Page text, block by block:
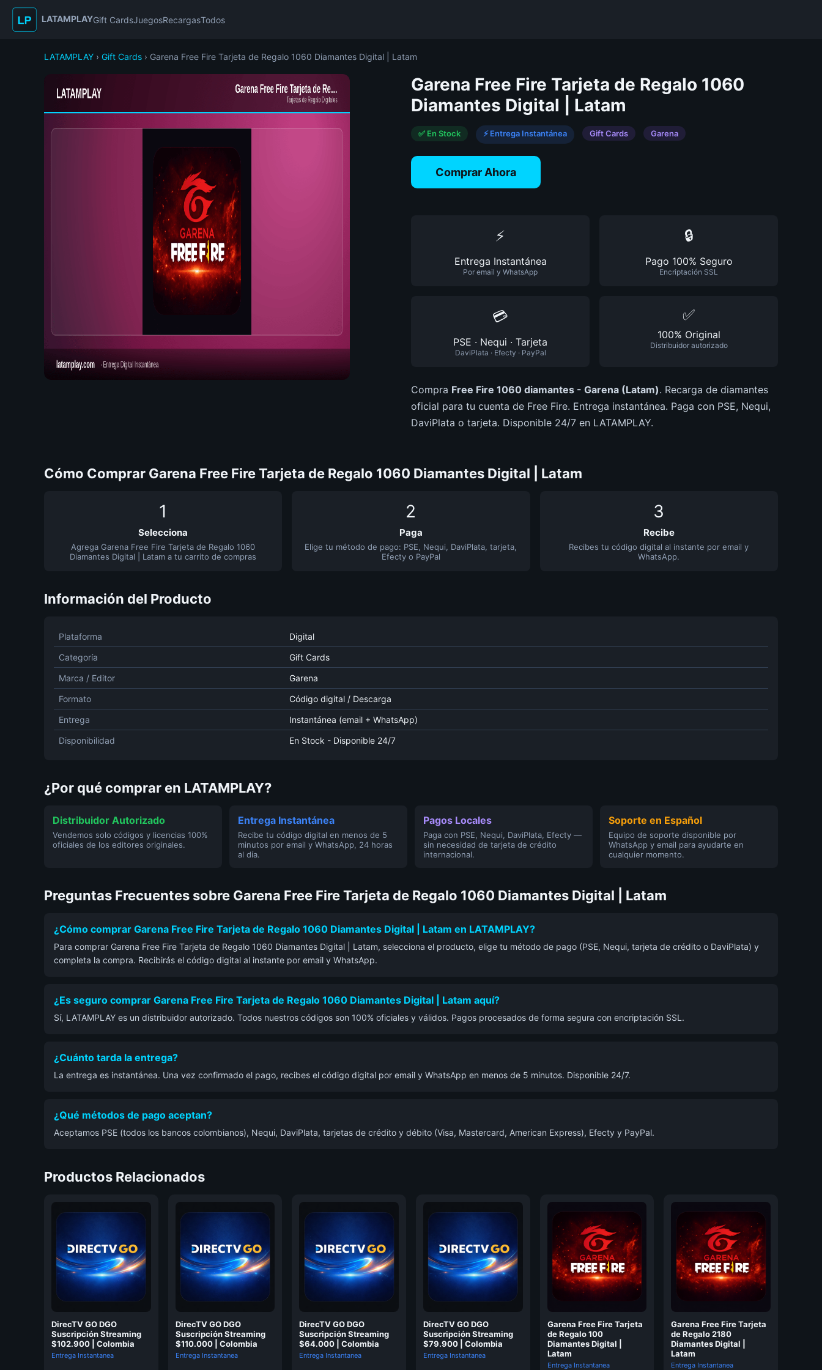
LATAMPLAYGift CardsJuegosRecargasTodos
LATAMPLAY › Gift Cards › Garena Free Fire Tarjeta de Regalo 1060 Diamantes Digital | Latam
Garena Free Fire Tarjeta de Regalo 1060
Diamantes Digital | Latam
✅ En Stock ⚡ Entrega Instantánea Gift Cards Garena
Comprar Ahora
⚡
Entrega Instantánea
Por email y WhatsApp
🔒
Pago 100% Seguro
Encriptación SSL
💳
PSE · Nequi · Tarjeta
DaviPlata · Efecty · PayPal
✅
100% Original
Distribuidor autorizado
Compra Free Fire 1060 diamantes - Garena (Latam). Recarga de diamantes
oficial para tu cuenta de Free Fire. Entrega instantánea. Paga con PSE, Nequi,
DaviPlata o tarjeta. Disponible 24/7 en LATAMPLAY.
Cómo Comprar Garena Free Fire Tarjeta de Regalo 1060 Diamantes Digital | Latam
1
Selecciona
Agrega Garena Free Fire Tarjeta de Regalo 1060
Diamantes Digital | Latam a tu carrito de compras
2
Paga
Elige tu método de pago: PSE, Nequi, DaviPlata, tarjeta,
Efecty o PayPal
3
Recibe
Recibes tu código digital al instante por email y
WhatsApp.
Información del Producto
Plataforma
Digital
Categoría
Gift Cards
Marca / Editor
Garena
Formato
Código digital / Descarga
Entrega
Instantánea (email + WhatsApp)
Disponibilidad
En Stock - Disponible 24/7
¿Por qué comprar en LATAMPLAY?
Distribuidor Autorizado
Vendemos solo códigos y licencias 100%
oficiales de los editores originales.
Entrega Instantánea
Recibe tu código digital en menos de 5
minutos por email y WhatsApp, 24 horas
al día.
Pagos Locales
Paga con PSE, Nequi, DaviPlata, Efecty —
sin necesidad de tarjeta de crédito
internacional.
Soporte en Español
Equipo de soporte disponible por
WhatsApp y email para ayudarte en
cualquier momento.
Preguntas Frecuentes sobre Garena Free Fire Tarjeta de Regalo 1060 Diamantes Digital | Latam
¿Cómo comprar Garena Free Fire Tarjeta de Regalo 1060 Diamantes Digital | Latam en LATAMPLAY?
Para comprar Garena Free Fire Tarjeta de Regalo 1060 Diamantes Digital | Latam, selecciona el producto, elige tu método de pago (PSE, Nequi, tarjeta de crédito o DaviPlata) y
completa la compra. Recibirás el código digital al instante por email y WhatsApp.
¿Es seguro comprar Garena Free Fire Tarjeta de Regalo 1060 Diamantes Digital | Latam aquí?
Sí, LATAMPLAY es un distribuidor autorizado. Todos nuestros códigos son 100% oficiales y válidos. Pagos procesados de forma segura con encriptación SSL.
¿Cuánto tarda la entrega?
La entrega es instantánea. Una vez confirmado el pago, recibes el código digital por email y WhatsApp en menos de 5 minutos. Disponible 24/7.
¿Qué métodos de pago aceptan?
Aceptamos PSE (todos los bancos colombianos), Nequi, DaviPlata, tarjetas de crédito y débito (Visa, Mastercard, American Express), Efecty y PayPal.
Productos Relacionados
DirecTV GO DGO
Suscripción Streaming
$102.900 | Colombia
Entrega Instantanea
DirecTV GO DGO
Suscripción Streaming
$110.000 | Colombia
Entrega Instantanea
DirecTV GO DGO
Suscripción Streaming
$64.000 | Colombia
Entrega Instantanea
DirecTV GO DGO
Suscripción Streaming
$79.900 | Colombia
Entrega Instantanea
Garena Free Fire Tarjeta
de Regalo 100
Diamantes Digital |
Latam
Entrega Instantanea
Garena Free Fire Tarjeta
de Regalo 2180
Diamantes Digital |
Latam
Entrega Instantanea